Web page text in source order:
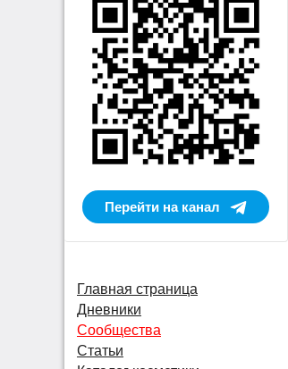
Перейти на канал
Главная страница
Дневники
Сообщества
Статьи